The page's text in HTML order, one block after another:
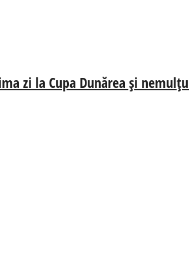
zi la Cupa Dunărea și